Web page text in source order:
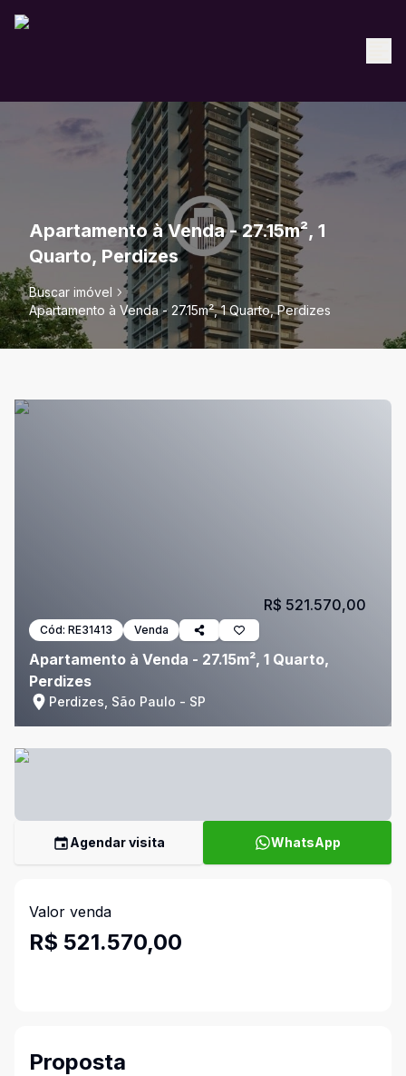
Apartamento à Venda - 27.15m², 1
Quarto, Perdizes
Buscar imóvel
Apartamento à Venda - 27.15m², 1 Quarto, Perdizes
Cód: RE31413 Venda
Apartamento à Venda - 27.15m², 1 Quarto,
Perdizes
Perdizes, São Paulo - SP
R$ 521.570,00
Agendar visita WhatsApp
Valor venda
R$ 521.570,00
Proposta